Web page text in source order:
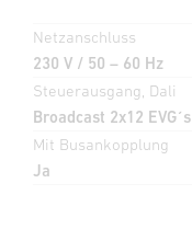
Netzanschluss
230 V / 50 – 60 Hz
Steuerausgang, Dali
Broadcast 2x12 EVG´s
Mit Busankopplung
Ja